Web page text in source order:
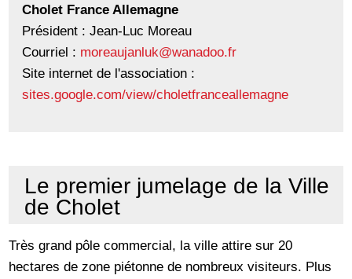
Cholet France Allemagne
Président : Jean-Luc Moreau
Courriel : moreaujanluk@wanadoo.fr
Site internet de l'association :
sites.google.com/view/choletfranceallemagne
Le premier jumelage de la Ville
de Cholet
Très grand pôle commercial, la ville attire sur 20
hectares de zone piétonne de nombreux visiteurs. Plus